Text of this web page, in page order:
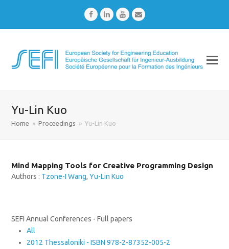
FacebookLinkedInYoutubeEmail
Yu-Lin Kuo
Home » Proceedings » Yu-Lin Kuo
Mind Mapping Tools for Creative Programming Design
Authors : Tzone-I Wang,Yu-Lin Kuo
SEFI Annual Conferences - Full papers
All
2012 Thessaloniki - ISBN 978-2-87352-005-2